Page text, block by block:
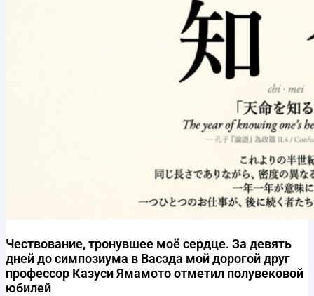
Чествование, тронувшее моё сердце. За девять
дней до симпозиума в Васэда мой дорогой друг
профессор Казуси Ямамото отметил полувековой
юбилей